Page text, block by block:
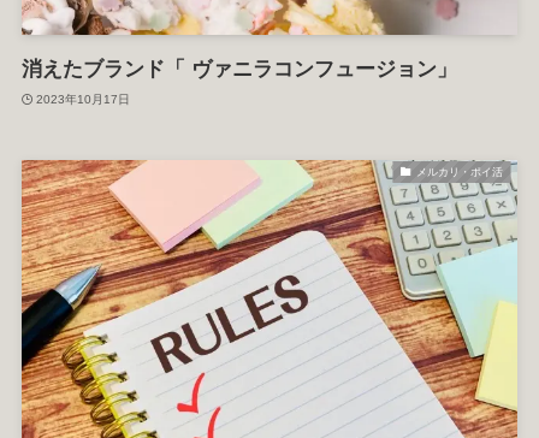
消えたブランド「 ヴァニラコンフュージョン」
2023年10月17日
メルカリ・ポイ活